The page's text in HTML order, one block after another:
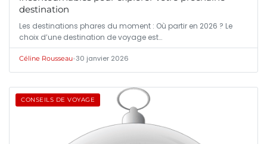
destination
Les destinations phares du moment : Où partir en 2026 ? Le
choix d’une destination de voyage est…
Céline Rousseau•30 janvier 2026
CONSEILS DE VOYAGE